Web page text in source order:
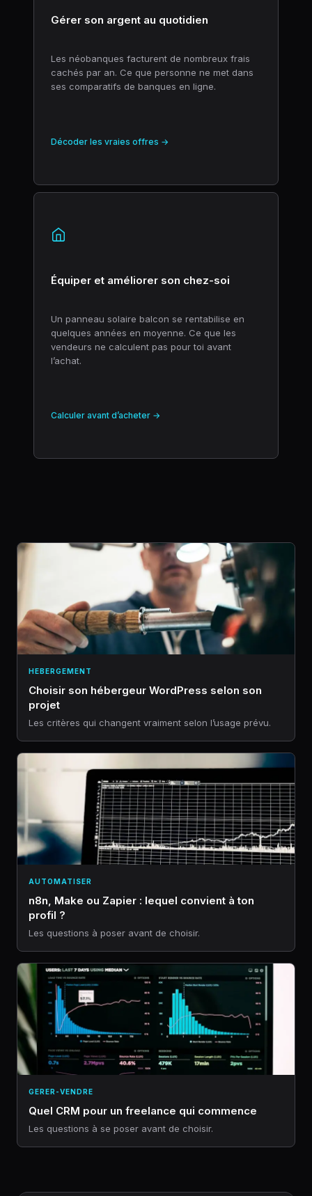
Gérer son argent au quotidien
Les néobanques facturent de nombreux frais
cachés par an. Ce que personne ne met dans
ses comparatifs de banques en ligne.
Décoder les vraies offres →
Équiper et améliorer son chez-soi
Un panneau solaire balcon se rentabilise en
quelques années en moyenne. Ce que les
vendeurs ne calculent pas pour toi avant
l’achat.
Calculer avant d’acheter →
HEBERGEMENT
Choisir son hébergeur WordPress selon son
projet
Les critères qui changent vraiment selon l’usage prévu.
AUTOMATISER
n8n, Make ou Zapier : lequel convient à ton
profil ?
Les questions à poser avant de choisir.
GERER-VENDRE
Quel CRM pour un freelance qui commence
Les questions à se poser avant de choisir.